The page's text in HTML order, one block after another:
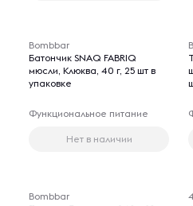
Bombbar
Батончик SNAQ FABRIQ
мюсли, Клюква, 40 г, 25 шт в
упаковке
Функциональное питание
Нет в наличии
Bombbar